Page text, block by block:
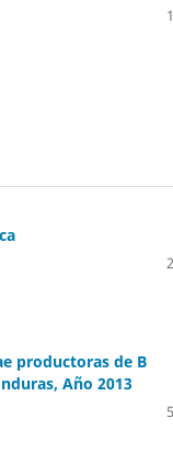
productoras de B
Año 2013